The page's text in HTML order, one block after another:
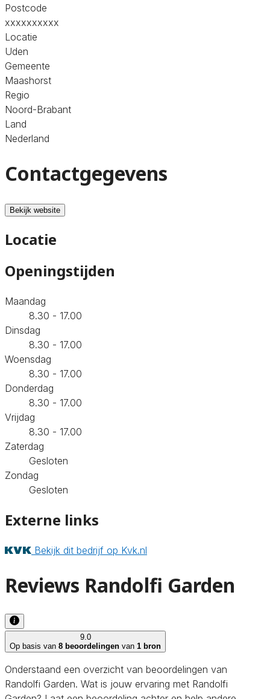
Postcode
xxxxxxxxxx
Locatie
Uden
Gemeente
Maashorst
Regio
Noord-Brabant
Land
Nederland
Contactgegevens
Bekijk website
Locatie
Openingstijden
Maandag
8.30 - 17.00
Dinsdag
8.30 - 17.00
Woensdag
8.30 - 17.00
Donderdag
8.30 - 17.00
Vrijdag
8.30 - 17.00
Zaterdag
Gesloten
Zondag
Gesloten
Externe links
Bekijk dit bedrijf op Kvk.nl
Reviews Randolfi Garden
9.0
Op basis van 8 beoordelingen van 1 bron
Onderstaand een overzicht van beoordelingen van
Randolfi Garden. Wat is jouw ervaring met Randolfi